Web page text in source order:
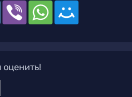
оценить!